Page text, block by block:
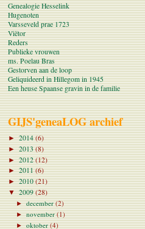
Genealogie Hesselink
Hugenoten
Varsseveld prae 1723
Viëtor
Reders
Publieke vrouwen
ms. Poelau Bras
Gestorven aan de loop
Geliquideerd in Hillegom in 1945
Een heuse Spaanse gravin in de familie
GIJS'geneaLOG archief
►2014(6)
►2013(8)
►2012(12)
►2011(6)
►2010(21)
▼2009(28)
►december(2)
►november(1)
►oktober(4)